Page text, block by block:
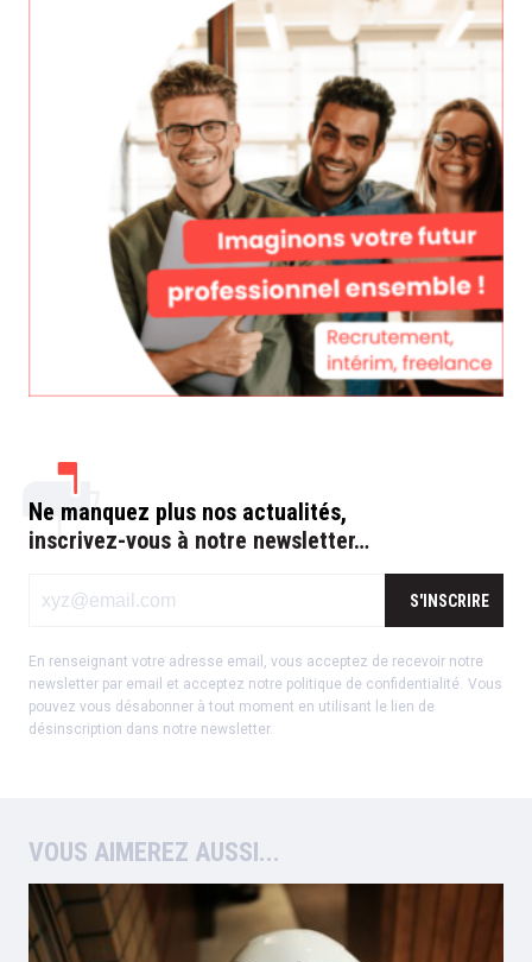
Ne manquez plus nos actualités,
inscrivez-vous à notre newsletter…
S'INSCRIRE
En renseignant votre adresse email, vous acceptez de recevoir notre
newsletter par email et acceptez notre politique de confidentialité. Vous
pouvez vous désabonner à tout moment en utilisant le lien de
désinscription dans notre newsletter.
VOUS AIMEREZ AUSSI